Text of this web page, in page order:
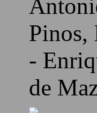
Pinos,
-
de